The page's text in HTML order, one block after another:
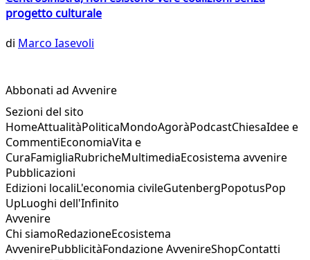
progetto culturale
di Marco Iasevoli
Abbonati ad Avvenire
Sezioni del sito
HomeAttualitàPoliticaMondoAgoràPodcastChiesaIdee e
CommentiEconomiaVita e
CuraFamigliaRubricheMultimediaEcosistema avvenire
Pubblicazioni
Edizioni localiL'economia civileGutenbergPopotusPop
UpLuoghi dell'Infinito
Avvenire
Chi siamoRedazioneEcosistema
AvvenirePubblicitàFondazione AvvenireShopContatti